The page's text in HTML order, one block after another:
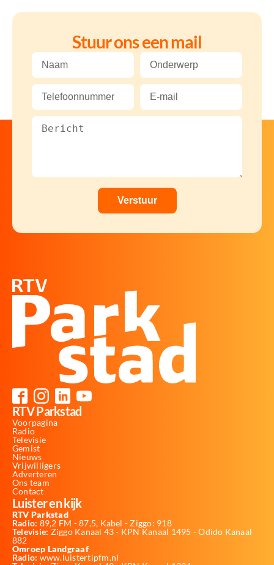
Stuur ons een mail
RTV Parkstad
Voorpagina
Radio
Televisie
Gemist
Nieuws
Vrijwilligers
Adverteren
Ons team
Contact
Luister en kijk
RTV Parkstad
Radio: 89,2 FM - 87,5, Kabel - Ziggo: 918
Televisie: Ziggo Kanaal 43 - KPN Kanaal 1495 - Odido Kanaal
882
Omroep Landgraaf
Radio: www.luistertipfm.nl